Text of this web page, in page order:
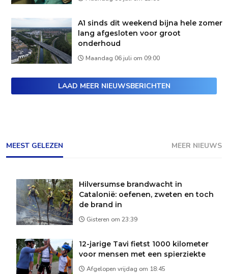
A1 sinds dit weekend bijna hele zomer
lang afgesloten voor groot
onderhoud
Maandag 06 juli om 09:00
LAAD MEER NIEUWSBERICHTEN
MEEST GELEZEN MEER NIEUWS
Hilversumse brandwacht in
Catalonië: oefenen, zweten en toch
de brand in
Gisteren om 23:39
12-jarige Tavi fietst 1000 kilometer
voor mensen met een spierziekte
Afgelopen vrijdag om 18:45